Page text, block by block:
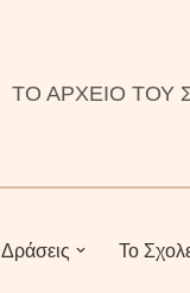
ΤΟ ΑΡΧΕΙΟ ΤΟΥ
Δράσεις To